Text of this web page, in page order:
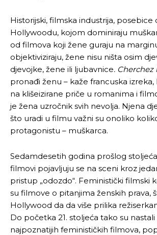
Historijski, filmska industrija, posebice
Hollywoodu, kojom dominiraju
od filmova koji žene guraju na
objektiviziraju, žene nisu ništa osim
djevojke, žene ili ljubavnice.
pronađi ženu – kaže francuska izreka,
na klišeizirane priče u romanima i
je žena uzročnik svih nevolja. Njena
što uradi u filmu važni su onoliko
protagonistu – muškarca.
Sedamdesetih godina prošlog
filmovi pojavljuju se na sceni kroz
pristup „odozdo“. Feministički filmski
su filmove o pitanjima ženskih prava,
Hollywood da da više prilika
Do početka 21. stoljeća tako su
najpoznatijih feminističkih filmova,